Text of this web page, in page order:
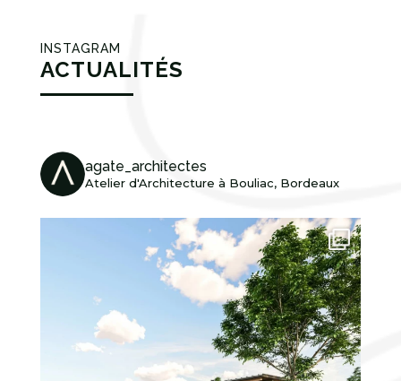
INSTAGRAM
ACTUALITÉS
agate_architectes
Atelier d'Architecture à Bouliac, Bordeaux